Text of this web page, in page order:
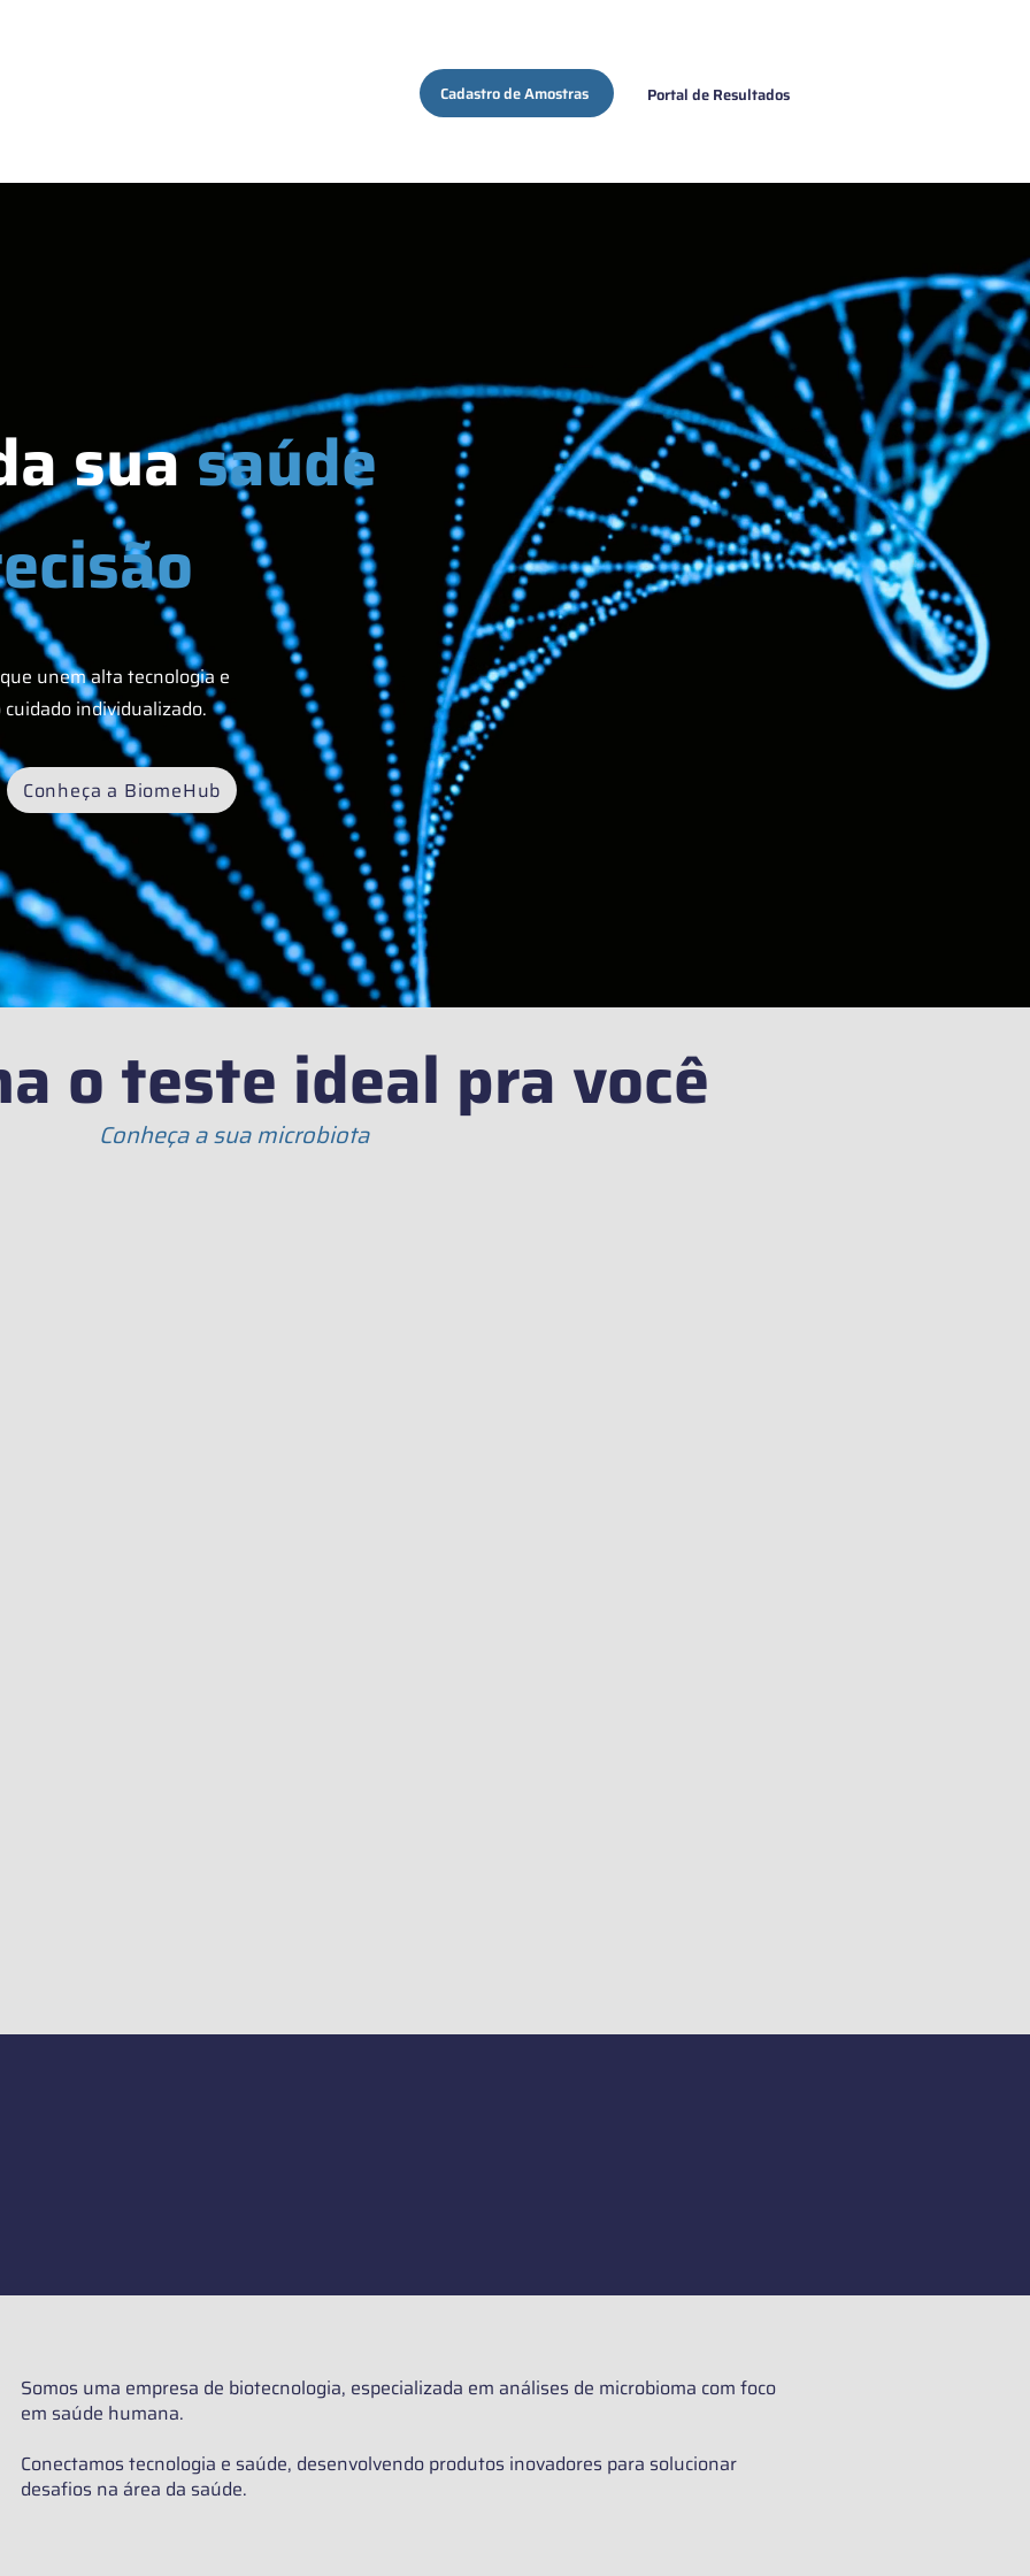
Cadastro de Amostras Portal de Resultados
suasaúde
unem alta tecnologia e
individualizado.
Conheça a BiomeHub
o teste ideal pra você
Conheça a sua microbiota
Somos uma empresa de biotecnologia, especializada em análises de microbioma com foco
em saúde humana.
Conectamos tecnologia e saúde, desenvolvendo produtos inovadores para solucionar
desafios na área da saúde.